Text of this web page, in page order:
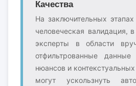
Качества
На заключительных
человеческая валидация,
эксперты в области
отфильтрованные
нюансов и
могут ускользнуть